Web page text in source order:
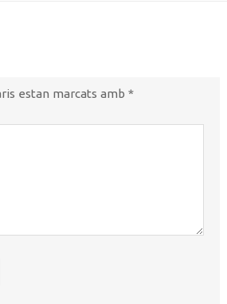
estan marcats amb *